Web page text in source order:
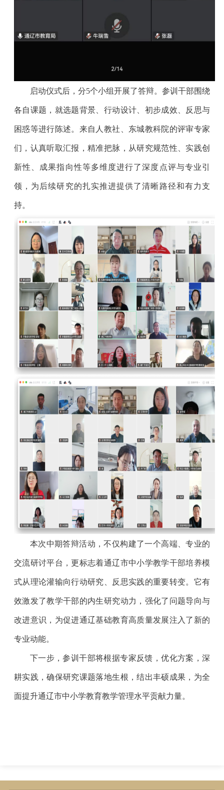
启动仪式后，分5个小组开展了答辩。参训干部围绕
各自课题，就选题背景、行动设计、初步成效、反思与
困惑等进行陈述。来自人教社、东城教科院的评审专家
们，认真听取汇报，精准把脉，从研究规范性、实践创
新性、成果指向性等多维度进行了深度点评与专业引
领，为后续研究的扎实推进提供了清晰路径和有力支
持。
本次中期答辩活动，不仅构建了一个高端、专业的
交流研讨平台，更标志着通辽市中小学教学干部培养模
式从理论灌输向行动研究、反思实践的重要转变。它有
效激发了教学干部的内生研究动力，强化了问题导向与
改进意识，为促进通辽基础教育高质量发展注入了新的
专业动能。
下一步，参训干部将根据专家反馈，优化方案，深
耕实践，确保研究课题落地生根，结出丰硕成果，为全
面提升通辽市中小学教育教学管理水平贡献力量。